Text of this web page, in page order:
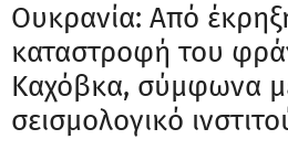
Ουκρανία: Από
καταστροφή του
Καχόβκα, σύμφωνα
σεισμολογικό